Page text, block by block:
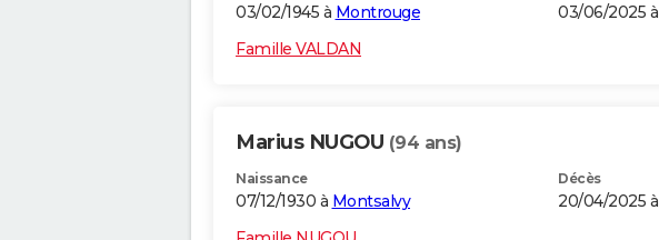
03/02/1945 à Montrouge 03/06/2025 à
Famille VALDAN
Marius NUGOU (94 ans)
Naissance
07/12/1930 à Montsalvy
Décès
20/04/2025 à